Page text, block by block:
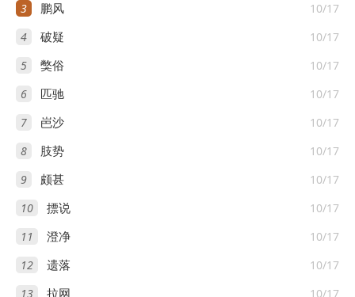
3 10/17
鹏风
4 10/17
破疑
5 10/17
獘俗
6 10/17
匹驰
7 10/17
岜沙
8 10/17
肢势
9 10/17
颇甚
10 10/17
摽说
11 10/17
澄净
12 10/17
遗落
13 10/17
拉网